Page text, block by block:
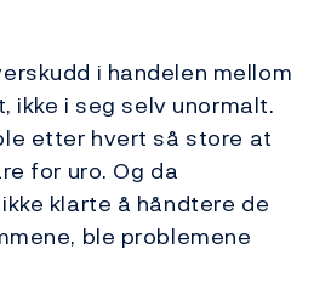
i handelen mellom
ikke i seg selv unormalt.
etter hvert så store at
for uro. Og da
klarte å håndtere de
ble problemene